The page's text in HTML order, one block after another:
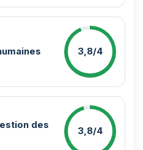
3,8/4
des
3,8/4